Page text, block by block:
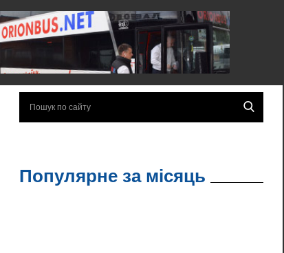
Популярне за місяць